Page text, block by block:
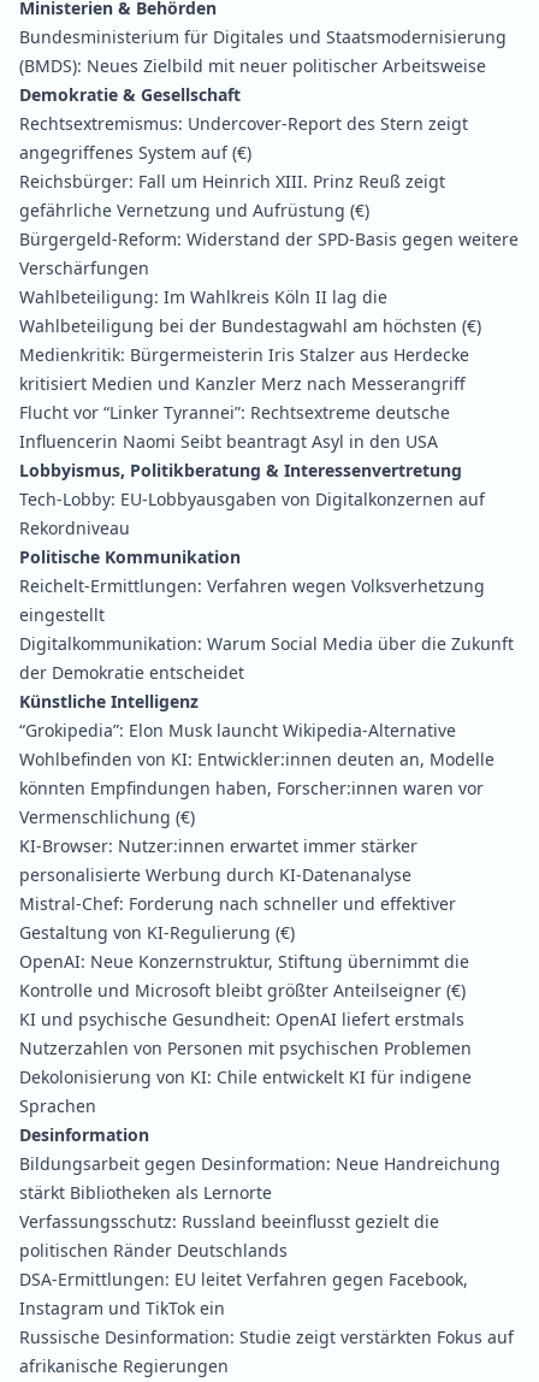
Ministerien & Behörden
Bundesministerium für Digitales und Staatsmodernisierung
(BMDS): Neues Zielbild mit neuer politischer Arbeitsweise
Demokratie & Gesellschaft
Rechtsextremismus: Undercover-Report des Stern zeigt
angegriffenes System auf(€)
Reichsbürger: Fall um Heinrich XIII. Prinz Reuß zeigt
gefährliche Vernetzung und Aufrüstung (€)
Bürgergeld-Reform: Widerstand der SPD-Basis gegen weitere
Verschärfungen
Wahlbeteiligung: Im Wahlkreis Köln II lag die
Wahlbeteiligung bei der Bundestagwahl am höchsten (€)
Medienkritik: Bürgermeisterin Iris Stalzer aus Herdecke
kritisiert Medien und Kanzler Merz nach Messerangriff
Flucht vor “Linker Tyrannei”: Rechtsextreme deutsche
Influencerin Naomi Seibt beantragt Asyl in den USA
Lobbyismus, Politikberatung & Interessenvertretung
Tech-Lobby: EU-Lobbyausgaben von Digitalkonzernen auf
Rekordniveau
Politische Kommunikation
Reichelt-Ermittlungen: Verfahren wegen Volksverhetzung
eingestellt
Digitalkommunikation: Warum Social Media über die Zukunft
der Demokratie entscheidet
Künstliche Intelligenz
“Grokipedia”: Elon Musk launcht Wikipedia-Alternative
Wohlbefinden von KI: Entwickler:innen deuten an, Modelle
könnten Empfindungen haben, Forscher:innen waren vor
Vermenschlichung (€)
KI-Browser: Nutzer:innen erwartet immer stärker
personalisierte Werbung durch KI-Datenanalyse
Mistral-Chef: Forderung nach schneller und effektiver
Gestaltung von KI-Regulierung (€)
OpenAI: Neue Konzernstruktur, Stiftung übernimmt die
Kontrolle und Microsoft bleibt größter Anteilseigner (€)
KI und psychische Gesundheit: OpenAI liefert erstmals
Nutzerzahlen von Personen mit psychischen Problemen
Dekolonisierung von KI: Chile entwickelt KI für indigene
Sprachen
Desinformation
Bildungsarbeit gegen Desinformation: Neue Handreichung
stärkt Bibliotheken als Lernorte
Verfassungsschutz: Russland beeinflusst gezielt die
politischen Ränder Deutschlands
DSA-Ermittlungen: EU leitet Verfahren gegen Facebook,
Instagram und TikTok ein
Russische Desinformation: Studie zeigt verstärkten Fokus auf
afrikanische Regierungen